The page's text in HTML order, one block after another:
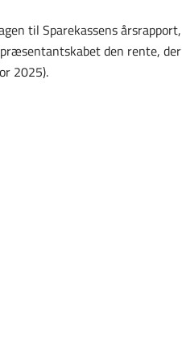
til Sparekassens årsrapport,
den rente, der
2025).